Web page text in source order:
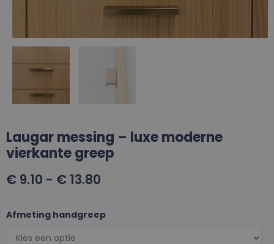
Laugar messing – luxe moderne
vierkante greep
€ 9.10 - € 13.80
Afmeting handgreep